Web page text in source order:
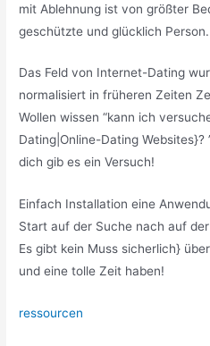
mit Ablehnung ist von größter
geschützte und glücklich Person.
Das Feld von Internet-Dating
normalisiert in früheren Zeiten
Wollen wissen “kann ich
Dating|Online-Dating
dich gib es ein Versuch!
Einfach Installation eine
Start auf der Suche nach auf
Es gibt kein Muss sicherlich}
und eine tolle Zeit haben!
ressourcen